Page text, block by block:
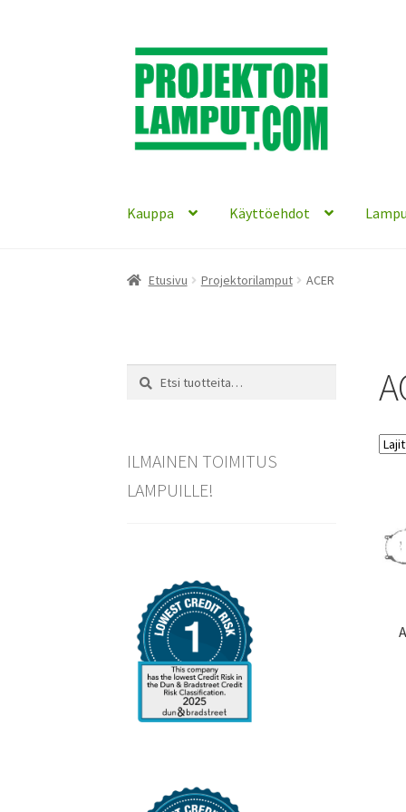
Siirry
navigointiin
Siirry
sisältöön
Kauppa Käyttöehdot
Etusivu Projektorilamput ACER
Etsi:
Haku
ILMAINEN TOIMITUS
LAMPUILLE!